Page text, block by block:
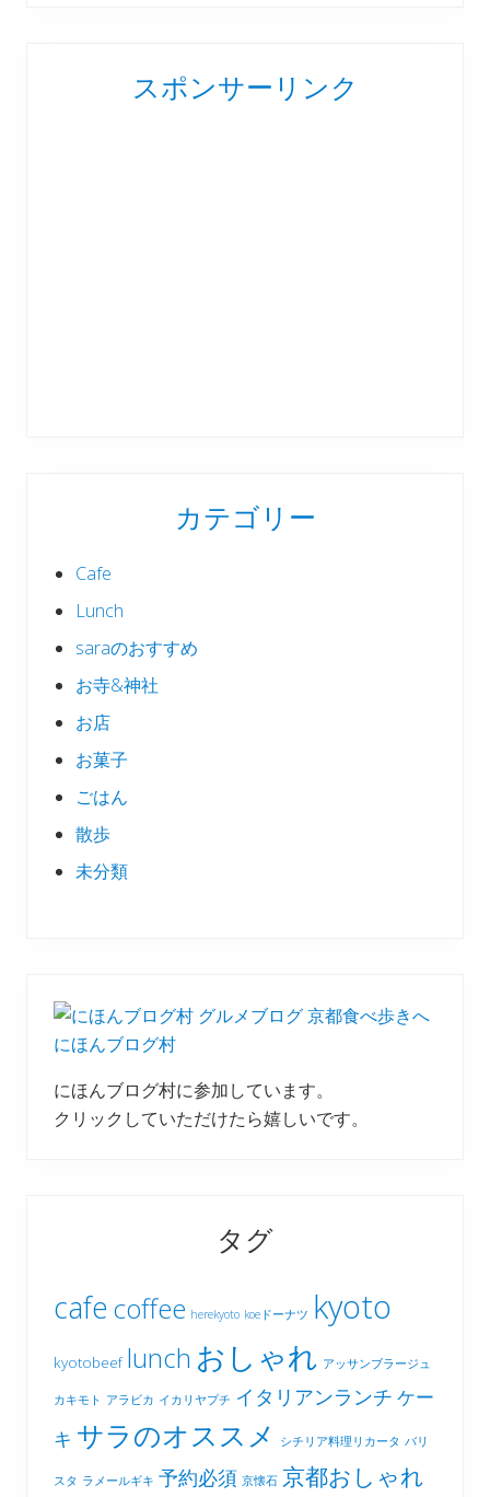
スポンサーリンク
カテゴリー
Cafe
Lunch
saraのおすすめ
お寺&神社
お店
お菓子
ごはん
散歩
未分類
にほんブログ村
にほんブログ村に参加しています。
クリックしていただけたら嬉しいです。
タグ
cafe coffee herekyoto koeドーナツ kyoto
kyotobeef lunch おしゃれ アッサンブラージュ
カキモト アラビカ イカリヤプチ イタリアンランチ ケー
キ サラのオススメ シチリア料理リカータ バリ
スタ ラメールギキ 予約必須 京懐石 京都おしゃれ